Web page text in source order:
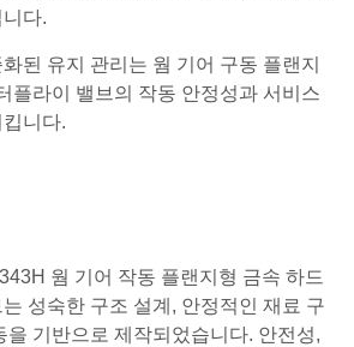
다.
된 유지 관리는 웜 기어 구동 플랜지
플라이 밸브의 작동 안정성과 서비스
니다.
웜 기어 작동 플랜지형 금속 하드
성숙한 구조 설계, 안정적인 재료 구
을 기반으로 제작되었습니다. 안전성,